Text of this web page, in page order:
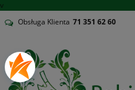
v
Obsługa Klienta 71 351 62 60